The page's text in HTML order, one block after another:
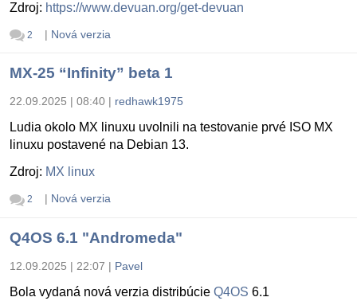
Zdroj: https://www.devuan.org/get-devuan
2 | Nová verzia
MX-25 “Infinity” beta 1
22.09.2025 | 08:40 | redhawk1975
Ludia okolo MX linuxu uvolnili na testovanie prvé ISO MX
linuxu postavené na Debian 13.
Zdroj: MX linux
2 | Nová verzia
Q4OS 6.1 "Andromeda"
12.09.2025 | 22:07 | Pavel
Bola vydaná nová verzia distribúcie Q4OS 6.1